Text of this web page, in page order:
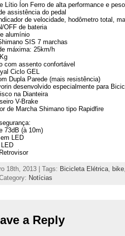
Lítio Íon Ferro de alta performance e
assistência do pedal
de velocidade, hodômetro total,
OFF de bateria
alumínio
SIS 7 marchas
máxima: 25km/h
com assento confortável
Ciclo GEL
Dupla Parede (mais resistência)
desenvolvido especialmente para
na Dianteira
V-Brake
de Marcha Shimano tipo Rapidfire
73dB (à 10m)
LED
18th, 2013 | Tags: Bicicleta Elétrica, bike,
Notícias
a Reply